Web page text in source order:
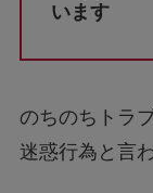
います
のちのちトラ
迷惑行為と言